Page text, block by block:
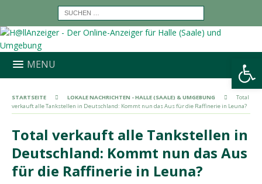
MENU
STARTSEITE LOKALE NACHRICHTEN - HALLE (SAALE) & UMGEBUNG
Total
verkauft alle Tankstellen in Deutschland: Kommt nun das Aus für die Raffinerie in Leuna?
Total verkauft alle Tankstellen in
Deutschland: Kommt nun das Aus
für die Raffinerie in Leuna?
Werkzeugleiste öffnen